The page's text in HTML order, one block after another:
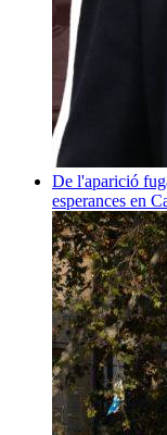
De l'aparició
esperances en